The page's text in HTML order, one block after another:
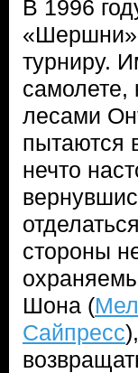
В 1996
«Шершни»
турниру.
самолете,
лесами
пытаются
нечто
стороны
Шона (
Сайпресс